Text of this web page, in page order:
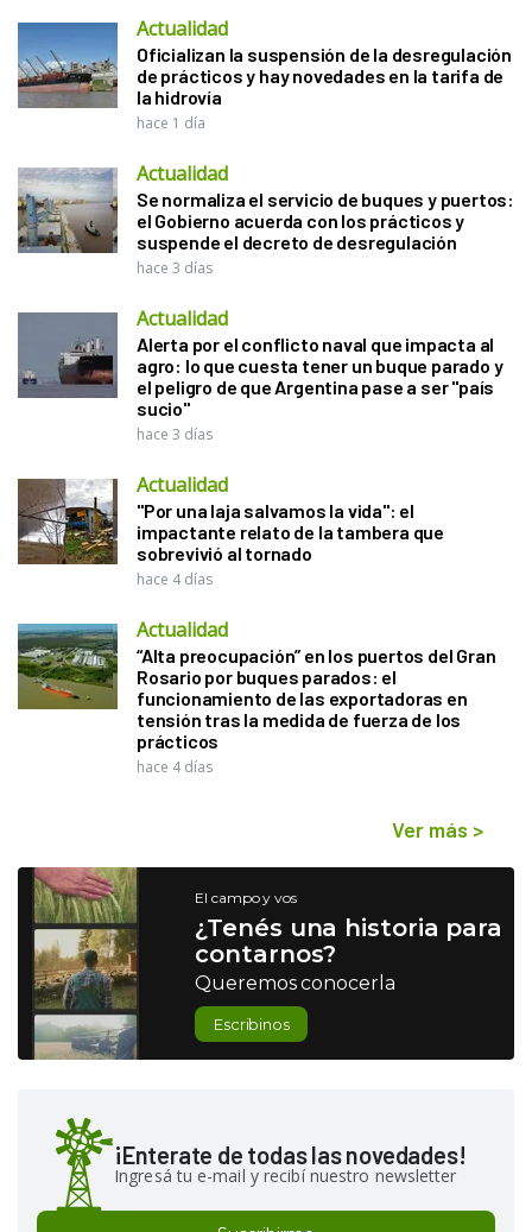
Actualidad
Oficializan la suspensión de la desregulación
de prácticos y hay novedades en la tarifa de
la hidrovía
hace 1 día
Actualidad
Se normaliza el servicio de buques y puertos:
el Gobierno acuerda con los prácticos y
suspende el decreto de desregulación
hace 3 días
Actualidad
Alerta por el conflicto naval que impacta al
agro: lo que cuesta tener un buque parado y
el peligro de que Argentina pase a ser "país
sucio"
hace 3 días
Actualidad
"Por una laja salvamos la vida": el
impactante relato de la tambera que
sobrevivió al tornado
hace 4 días
Actualidad
“Alta preocupación” en los puertos del Gran
Rosario por buques parados: el
funcionamiento de las exportadoras en
tensión tras la medida de fuerza de los
prácticos
hace 4 días
Ver más >
El campo y vos
¿Tenés una historia para
contarnos?
Queremos conocerla
Escribinos
¡Enterate de todas las novedades!
Ingresá tu e-mail y recibí nuestro newsletter